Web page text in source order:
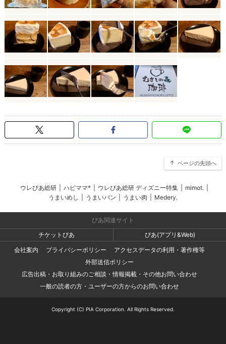
ページの先頭へ
ウレぴあ総研 ハピママ* ウレぴあ総研 ディズニー特集 mimot.
うまいめし
うまいパン うまい肉 Medery.
ぴあ関連サイト
チケットぴあ
ぴあ(アプリ&Web)
会社案内
プライバシーポリシー
アクセスデータの利用・著作権等
外部送信ポリシー
広告出稿・お取り組みのご相談・情報掲載・その他お問い合わせ
一般の読者の方・ユーザーの方からのお問い合わせ
Copyright (C) PIA Corporation. All Rights Reserved.